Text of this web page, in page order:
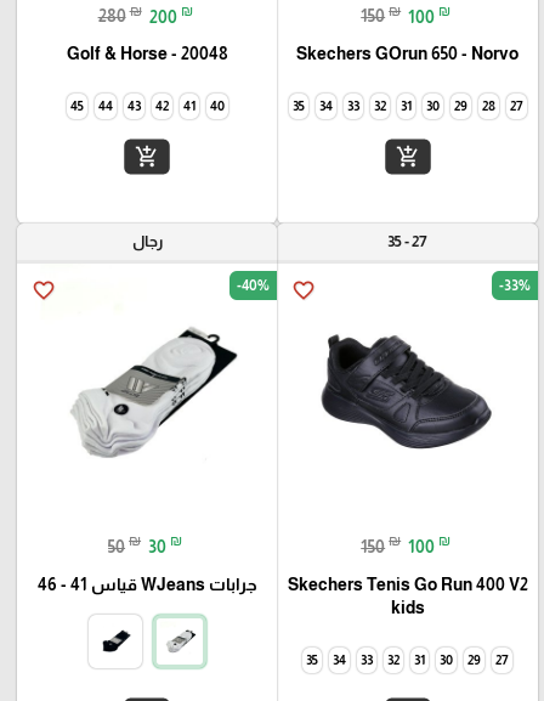
150 ₪ 100 ₪
Skechers GOrun 650 - Norvo
27
28
29
30
31
32
33
34
35
add_shopping_cart
280 ₪ 200 ₪
Golf & Horse - 20048
40
41
42
43
44
45
add_shopping_cart
27 - 35
favorite_border -33%
150 ₪ 100 ₪
Skechers Tenis Go Run 400 V2
kids
27
29
30
31
32
33
34
35
رجال
favorite_border -40%
50 ₪ 30 ₪
جرابات WJeans قياس 41 - 46